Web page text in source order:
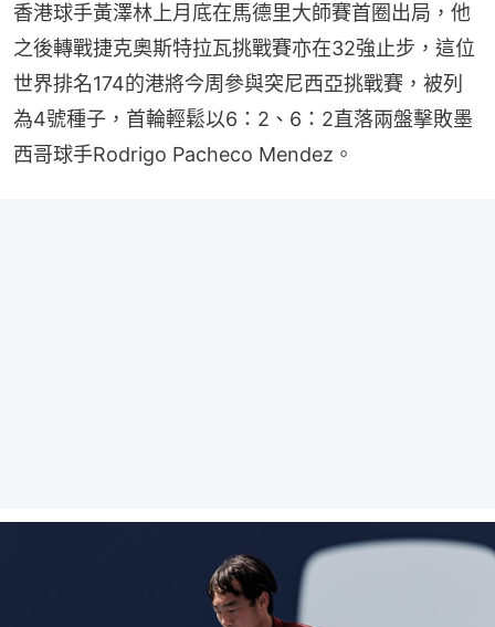
香港球手黃澤林上月底在馬德里大師賽首圈出局，他
之後轉戰捷克奧斯特拉瓦挑戰賽亦在32強止步，這位
世界排名174的港將今周參與突尼西亞挑戰賽，被列
為4號種子，首輪輕鬆以6：2、6：2直落兩盤擊敗墨
西哥球手Rodrigo Pacheco Mendez。